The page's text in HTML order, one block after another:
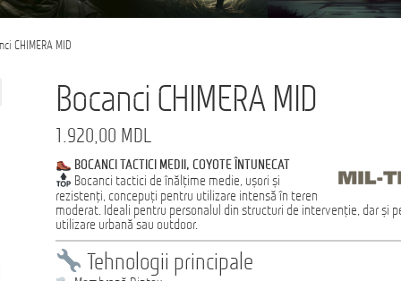
noi Finalizare
CHIMERA MID
Bocanci CHIMERA MID
1.920,00 MDL
BOCANCI TACTICI MEDII, COYOTE ÎNTUNECAT
Bocanci tactici de înălțime medie, ușori și
rezistenți, concepuți pentru utilizare intensă în teren
moderat. Ideali pentru personalul din structuri de intervenție, dar și
utilizare urbană sau outdoor.
Tehnologii principale